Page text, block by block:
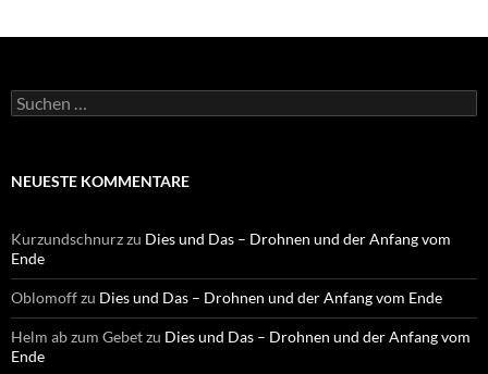
S
u
e
a
c
h
:
NEUESTE KOMMENTARE
Kurzundschnurzzu Dies und Das – Drohnen und der Anfang vom
Ende
Oblomoffzu Dies und Das – Drohnen und der Anfang vom Ende
Helm ab zum Gebetzu Dies und Das – Drohnen und der Anfang vom
Ende